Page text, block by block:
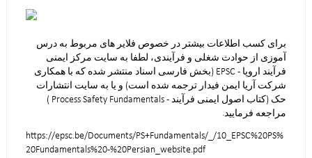
برای کسب اطلاعات بیشتر در خصوص فلایر های مربوط به درس
آموزی از حوادث شغلی و فرآیندی، لطفا به سایت مرکز ایمنی
فرآیند اروپا - EPSC (بخش فارسی اسناد منتشر شده که با همکاری
شرکت آریا ایمن فیدار ترجمه شده است) و یا به سایت انتشارات
حک (کتاب اصول ایمنی فرآیند - Process Safety Fundamentals )
مراجعه فرمایید.
https://epsc.be/Documents/PS+Fundamentals/_/10_EPSC%20PS%
20Fundamentals%20-%20Persian_website.pdf